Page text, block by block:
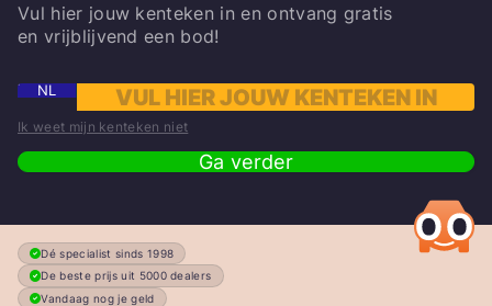
Vul hier jouw kenteken in en ontvang gratis
en vrijblijvend een bod!
NL
Ik weet mijn kenteken niet
Ga verder
Dé specialist sinds 1998
De beste prijs uit 5000 dealers
Vandaag nog je geld